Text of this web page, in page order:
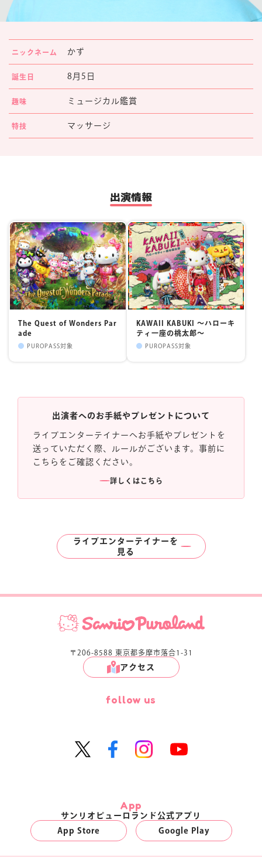
マイページ
ニックネーム かず
誕生日 8月5日
趣味 ミュージカル鑑賞
特技 マッサージ
出演情報
The Quest of Wonders Par
ade
PUROPASS対象
KAWAII KABUKI ～ハローキ
ティ一座の桃太郎～
PUROPASS対象
出演者へのお手紙やプレゼントについて
ライブエンターテイナーへお手紙やプレゼントを
送っていただく際、ルールがございます。事前に
こちらをご確認ください。
詳しくはこちら
ライブエンターテイナーを
見る
〒206-8588 東京都多摩市落合1-31
アクセス
follow us
App
サンリオピューロランド公式アプリ
App Store
Google Play